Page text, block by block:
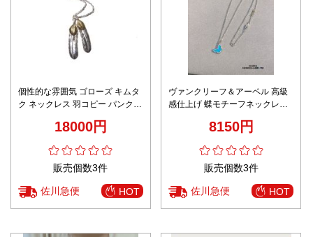
個性的な雰囲気 ゴローズ キムタ
ク ネックレス 羽コピー パンクロ
ン シルバー18000円
販売個数3件
佐川急便 HOT
ヴァンクリーフ＆アーペル 高級
感仕上げ 蝶モチーフネックレス
数量限定入荷8150円
販売個数3件
佐川急便 HOT